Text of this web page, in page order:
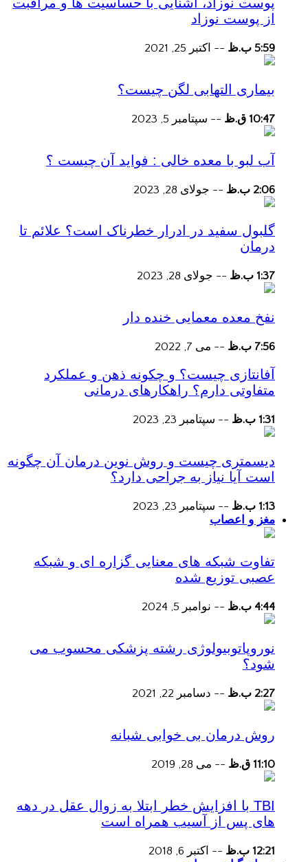
از پوست نوزاد
5:59 ب.ظ -- اکتبر 25, 2021
بیماری التهابی لگن چیست؟
10:47 ق.ظ -- سپتامبر 5, 2023
آب لبو با معده خالی : فواید آن چیست ؟
2:06 ب.ظ -- جولای 28, 2023
گلبول سفید در ادرار خطرناک است؟ علائم تا
درمان
1:37 ب.ظ -- جولای 28, 2023
نفخ معده معمایی خنده دار
7:56 ب.ظ -- می 7, 2022
آفانتازی چیست؟ و چکونه ذهن و عملکرد
متفاوتی دارم؟ راهکارهای درمانی
1:31 ب.ظ -- سپتامبر 23, 2023
دیسمتری چیست و روش نوین درمان آن چگونه
است آیا نیاز به جراحی دارد؟
1:13 ب.ظ -- سپتامبر 23, 2023
مغز و اعصاب
تفاوت شبکه های معنایی گزاره ای و شبکه
عصبی توزیع شده
4:44 ب.ظ -- نوامبر 5, 2024
نوروپاتوبیولوژی رشته پزشکی محسوب می
شود؟
2:27 ب.ظ -- دسامبر 22, 2021
روش درمان بی خوابی شبانه
11:10 ق.ظ -- می 28, 2019
TBI با افزایش خطر ابتلا به زوال عقل در دهه
های پس از آسیب همراه است
12:21 ب.ظ -- اکتبر 6, 2018